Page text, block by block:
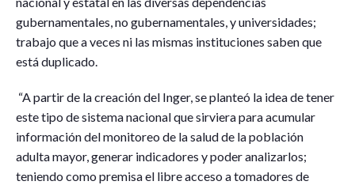
gubernamentales, no gubernamentales, y universidades;
trabajo que a veces ni las mismas instituciones saben que
está duplicado.
“A partir de la creación del Inger, se planteó la idea de tener
este tipo de sistema nacional que sirviera para acumular
información del monitoreo de la salud de la población
adulta mayor, generar indicadores y poder analizarlos;
teniendo como premisa el libre acceso a tomadores de